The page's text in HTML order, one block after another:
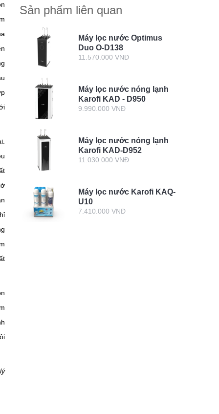
Sản phẩm liên quan
Máy lọc nước Optimus
Duo O-D138
11.570.000 VNĐ
Máy lọc nước nóng lạnh
Karofi KAD - D950
9.990.000 VNĐ
Máy lọc nước nóng lạnh
Karofi KAD-D952
11.030.000 VNĐ
Máy lọc nước Karofi KAQ-
U10
7.410.000 VNĐ